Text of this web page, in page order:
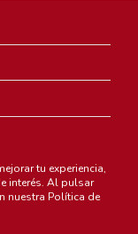
tu experiencia,
interés. Al pulsar
nuestra Política de